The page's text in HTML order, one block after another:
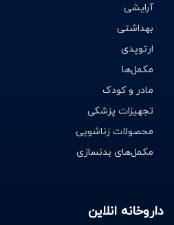
آرایشی
بهداشتی
ارتوپدی
مکمل‌ها
مادر و کودک
تجهیزات پزشکی
محصولات زناشویی
مکمل‌های بدنسازی
داروخانه انلاین